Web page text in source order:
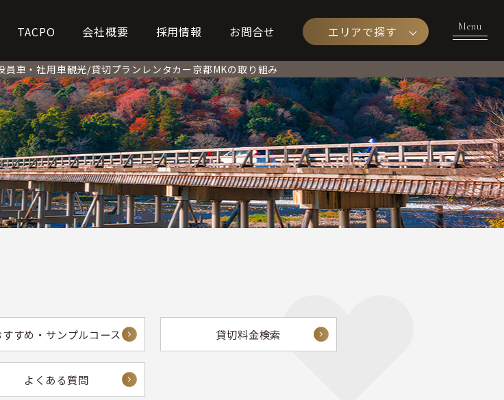
TACPO 会社概要 採用情報 お問合せ エリアで探す
員車・社用車観光/貸切プラン レンタカー京都MKの取り組み
すすめ・サンプルコース 貸切料金検索
よくある質問